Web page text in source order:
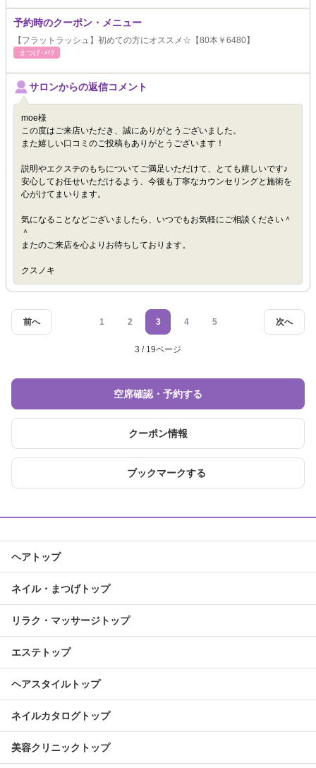
予約時のクーポン・メニュー
【フラットラッシュ】初めての方にオススメ☆【80本￥6480】
まつげ･ﾒｲｸ
サロンからの返信コメント
moe様
この度はご来店いただき、誠にありがとうございました。
また嬉しい口コミのご投稿もありがとうございます！
説明やエクステのもちについてご満足いただけて、とても嬉しいです♪
安心してお任せいただけるよう、今後も丁寧なカウンセリングと施術を
心がけてまいります。
気になることなどございましたら、いつでもお気軽にご相談ください＾
＾
またのご来店を心よりお待ちしております。
クスノキ
前へ 次へ
1 2 3 4 5
3 / 19ページ
空席確認・予約する
クーポン情報
ブックマークする
ヘアトップ
ネイル・まつげトップ
リラク・マッサージトップ
エステトップ
ヘアスタイルトップ
ネイルカタログトップ
美容クリニックトップ